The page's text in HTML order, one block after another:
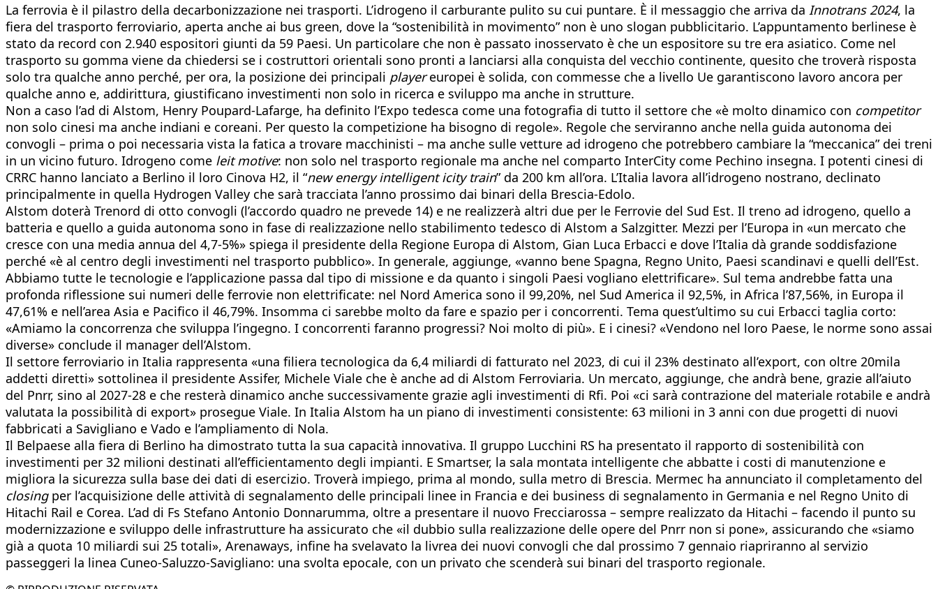
La ferrovia è il pilastro della decarbonizzazione nei trasporti. L’idrogeno il carburante pulito su cui puntare. È il messaggio che arriva da Innotrans 2024, la
fiera del trasporto ferroviario, aperta anche ai bus green, dove la “sostenibilità in movimento” non è uno slogan pubblicitario. L’appuntamento berlinese è
stato da record con 2.940 espositori giunti da 59 Paesi. Un particolare che non è passato inosservato è che un espositore su tre era asiatico. Come nel
trasporto su gomma viene da chiedersi se i costruttori orientali sono pronti a lanciarsi alla conquista del vecchio continente, quesito che troverà risposta
solo tra qualche anno perché, per ora, la posizione dei principali playereuropei è solida, con commesse che a livello Ue garantiscono lavoro ancora per
qualche anno e, addirittura, giustificano investimenti non solo in ricerca e sviluppo ma anche in strutture.
Non a caso l’ad di Alstom, Henry Poupard-Lafarge, ha definito l’Expo tedesca come una fotografia di tutto il settore che «è molto dinamico con competitor
non solo cinesi ma anche indiani e coreani. Per questo la competizione ha bisogno di regole». Regole che serviranno anche nella guida autonoma dei
convogli – prima o poi necessaria vista la fatica a trovare macchinisti – ma anche sulle vetture ad idrogeno che potrebbero cambiare la “meccanica” dei treni
in un vicino futuro. Idrogeno come leit motive: non solo nel trasporto regionale ma anche nel comparto InterCity come Pechino insegna. I potenti cinesi di
CRRC hanno lanciato a Berlino il loro Cinova H2, il “new energy intelligent icity train” da 200 km all’ora. L’Italia lavora all’idrogeno nostrano, declinato
principalmente in quella Hydrogen Valley che sarà tracciata l’anno prossimo dai binari della Brescia-Edolo.
Alstom doterà Trenord di otto convogli (l’accordo quadro ne prevede 14) e ne realizzerà altri due per le Ferrovie del Sud Est. Il treno ad idrogeno, quello a
batteria e quello a guida autonoma sono in fase di realizzazione nello stabilimento tedesco di Alstom a Salzgitter. Mezzi per l’Europa in «un mercato che
cresce con una media annua del 4,7-5%» spiega il presidente della Regione Europa di Alstom, Gian Luca Erbacci e dove l’Italia dà grande soddisfazione
perché «è al centro degli investimenti nel trasporto pubblico». In generale, aggiunge, «vanno bene Spagna, Regno Unito, Paesi scandinavi e quelli dell’Est.
Abbiamo tutte le tecnologie e l’applicazione passa dal tipo di missione e da quanto i singoli Paesi vogliano elettrificare». Sul tema andrebbe fatta una
profonda riflessione sui numeri delle ferrovie non elettrificate: nel Nord America sono il 99,20%, nel Sud America il 92,5%, in Africa l’87,56%, in Europa il
47,61% e nell’area Asia e Pacifico il 46,79%. Insomma ci sarebbe molto da fare e spazio per i concorrenti. Tema quest’ultimo su cui Erbacci taglia corto:
«Amiamo la concorrenza che sviluppa l’ingegno. I concorrenti faranno progressi? Noi molto di più». E i cinesi? «Vendono nel loro Paese, le norme sono assai
diverse» conclude il manager dell’Alstom.
Il settore ferroviario in Italia rappresenta «una filiera tecnologica da 6,4 miliardi di fatturato nel 2023, di cui il 23% destinato all’export, con oltre 20mila
addetti diretti» sottolinea il presidente Assifer, Michele Viale che è anche ad di Alstom Ferroviaria. Un mercato, aggiunge, che andrà bene, grazie all’aiuto
del Pnrr, sino al 2027-28 e che resterà dinamico anche successivamente grazie agli investimenti di Rfi. Poi «ci sarà contrazione del materiale rotabile e andrà
valutata la possibilità di export» prosegue Viale. In Italia Alstom ha un piano di investimenti consistente: 63 milioni in 3 anni con due progetti di nuovi
fabbricati a Savigliano e Vado e l’ampliamento di Nola.
Il Belpaese alla fiera di Berlino ha dimostrato tutta la sua capacità innovativa. Il gruppo Lucchini RS ha presentato il rapporto di sostenibilità con
investimenti per 32 milioni destinati all’efficientamento degli impianti. E Smartser, la sala montata intelligente che abbatte i costi di manutenzione e
migliora la sicurezza sulla base dei dati di esercizio. Troverà impiego, prima al mondo, sulla metro di Brescia. Mermec ha annunciato il completamento del
closing per l’acquisizione delle attività di segnalamento delle principali linee in Francia e dei business di segnalamento in Germania e nel Regno Unito di
Hitachi Rail e Corea. L’ad di Fs Stefano Antonio Donnarumma, oltre a presentare il nuovo Frecciarossa – sempre realizzato da Hitachi – facendo il punto su
modernizzazione e sviluppo delle infrastrutture ha assicurato che «il dubbio sulla realizzazione delle opere del Pnrr non si pone», assicurando che «siamo
già a quota 10 miliardi sui 25 totali», Arenaways, infine ha svelavato la livrea dei nuovi convogli che dal prossimo 7 gennaio riapriranno al servizio
passeggeri la linea Cuneo-Saluzzo-Savigliano: una svolta epocale, con un privato che scenderà sui binari del trasporto regionale.